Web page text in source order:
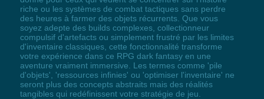
riche ou les systèmes de combat tactiques sans perdre
des heures à farmer des objets récurrents. Que vous
soyez adepte des builds complexes, collectionneur
compulsif d'artefacts ou simplement frustré par les limites
d'inventaire classiques, cette fonctionnalité transforme
votre expérience dans ce RPG dark fantasy en une
aventure vraiment immersive. Les termes comme 'pile
d'objets', 'ressources infinies' ou 'optimiser l'inventaire' ne
seront plus des concepts abstraits mais des réalités
tangibles qui redéfinissent votre stratégie de jeu.